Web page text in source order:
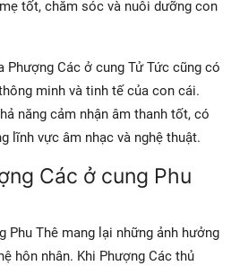
tốt, chăm sóc và nuôi dưỡng con
Phượng Các ở cung Tử Tức cũng có
minh và tinh tế của con cái.
năng cảm nhận âm thanh tốt, có
lĩnh vực âm nhạc và nghệ thuật.
Các ở cung Phu
Phu Thê mang lại những ảnh hưởng
hôn nhân. Khi Phượng Các thủ